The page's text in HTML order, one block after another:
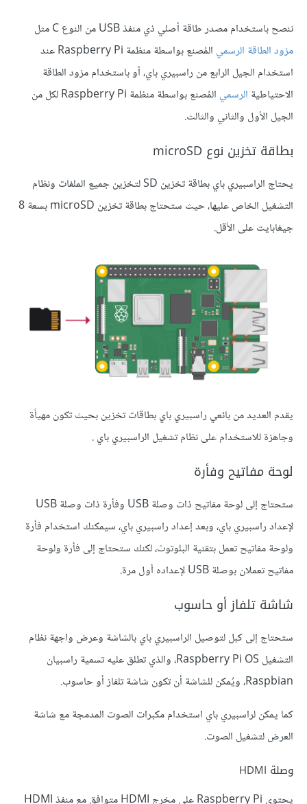
ننصح باستخدام مصدر طاقة أصلي ذي منفذ USB من النوع C مثل
مزود الطاقة الرسمي
المُصنع بواسطة منظمة Raspberry Pi عند
استخدام الجيل الرابع من راسبيري باي، أو باستخدام مزود الطاقة
الاحتياطية الرسمي
المُصنع بواسطة منظمة Raspberry Pi لكل من
الجيل الأول والثاني والثالث.
بطاقة تخزين نوع microSD
يحتاج الراسبيري باي بطاقة تخزين SD لتخزين جميع الملفات ونظام
التشغيل الخاص عليها، حيث ستحتاج بطاقة تخزين microSD بسعة 8
جيغابايت على الأقل.
يقدم العديد من بائعي راسبيري باي بطاقات تخزين بحيث تكون مهيأة
وجاهزة للاستخدام على نظام تشغيل الراسبيري باي .
لوحة مفاتيح وفأرة
ستحتاج إلى لوحة مفاتيح ذات وصلة USB وفأرة ذات وصلة USB
لإعداد راسبيري باي، وبعد إعداد راسبيري باي، سيمكنك استخدام فأرة
ولوحة مفاتيح تعمل بتقنية البلوتوث، لكنك ستحتاج إلى فأرة ولوحة
مفاتيح تعملان بوصلة USB لإعداده أول مرة.
شاشة تلفاز أو حاسوب
ستحتاج إلى كبل لتوصيل الراسبيري باي بالشاشة وعرض واجهة نظام
التشغيل Raspberry Pi OS، والذي تطلق عليه تسمية راسبيان
Raspbian، ويُمكن للشاشة أن تكون شاشة تلفاز أو حاسوب.
كما يمكن لراسبيري باي استخدام مكبرات الصوت المدمجة مع شاشة
العرض لتشغيل الصوت.
وصلة HDMI
يحتوي Raspberry Pi على مخرج HDMI متوافق مع منفذ HDMI